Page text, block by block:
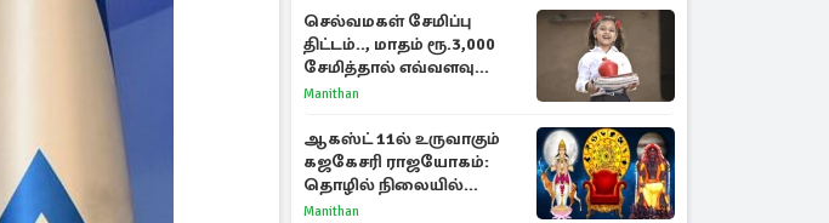
செல்வமகள் சேமிப்பு
திட்டம்.., மாதம் ரூ.3,000
சேமித்தால் எவ்வளவு
கிடைக்கும்?
Manithan
ஆகஸ்ட் 11ல் உருவாகும்
கஜகேசரி ராஜயோகம்:
தொழில் நிலையில்
அதிர்ஷ்டம் பெறும் 3
Manithan